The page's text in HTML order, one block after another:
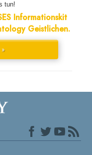
tun!
Informationskit
Geistlichen.
»